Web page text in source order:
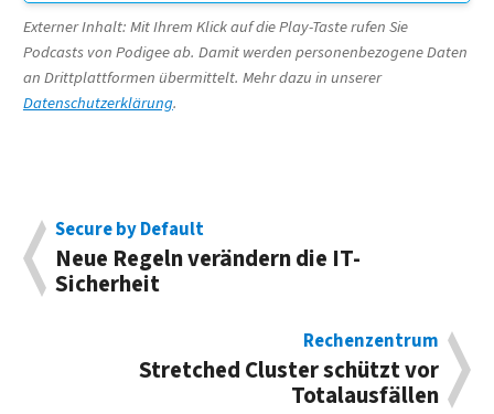
Externer Inhalt: Mit Ihrem Klick auf die Play-Taste rufen Sie
Podcasts von Podigee ab. Damit werden personenbezogene Daten
an Drittplattformen übermittelt. Mehr dazu in unserer
Datenschutzerklärung.
Secure by Default
Neue Regeln verändern die IT-
Sicherheit
Rechenzentrum
Stretched Cluster schützt vor
Totalausfällen